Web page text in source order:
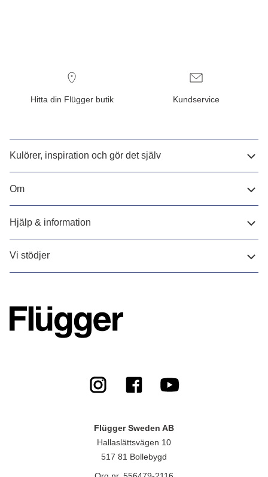
Hitta din Flügger butik Kundservice
Kulörer, inspiration och gör det själv
Om
Hjälp & information
Vi stödjer
Flügger Sweden AB
Hallaslättsvägen 10
517 81 Bollebygd